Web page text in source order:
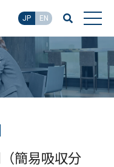
JP EN
簡易吸収分